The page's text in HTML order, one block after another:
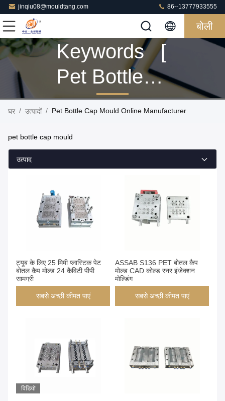
jinqiu08@mouldtang.com 86--13777933555
बोली
Keywords [
Pet Bottle
Cap Mould ]
उत्पादों
घर / उत्पादों / Pet Bottle Cap Mould Online Manufacturer
pet bottle cap mould
उत्पाद
ट्यूब के लिए 25 मिमी प्लास्टिक पेट
बोतल कैप मोल्ड 24 कैविटी पीपी
सामग्री
सबसे अच्छी कीमत पाएं
ASSAB S136 PET बोतल कैप
मोल्ड CAD कोल्ड रनर इंजेक्शन
मोल्डिंग
सबसे अच्छी कीमत पाएं
विडियो